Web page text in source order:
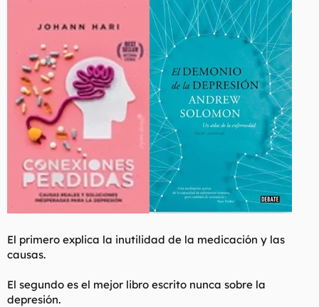
El primero explica la inutilidad de la medicación y las
causas.
El segundo es el mejor libro escrito nunca sobre la
depresión.